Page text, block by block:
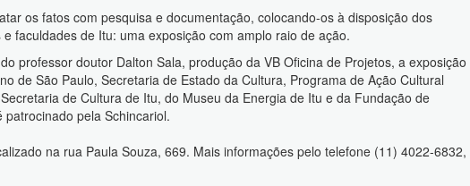
os fatos com pesquisa e documentação, colocando-os à disposição dos
faculdades de Itu: uma exposição com amplo raio de ação.
professor doutor Dalton Sala, produção da VB Oficina de Projetos, a exposição
de São Paulo, Secretaria de Estado da Cultura, Programa de Ação Cultural
de Cultura de Itu, do Museu da Energia de Itu e da Fundação de
pela Schincariol.
na rua Paula Souza, 669. Mais informações pelo telefone (11) 4022-6832,